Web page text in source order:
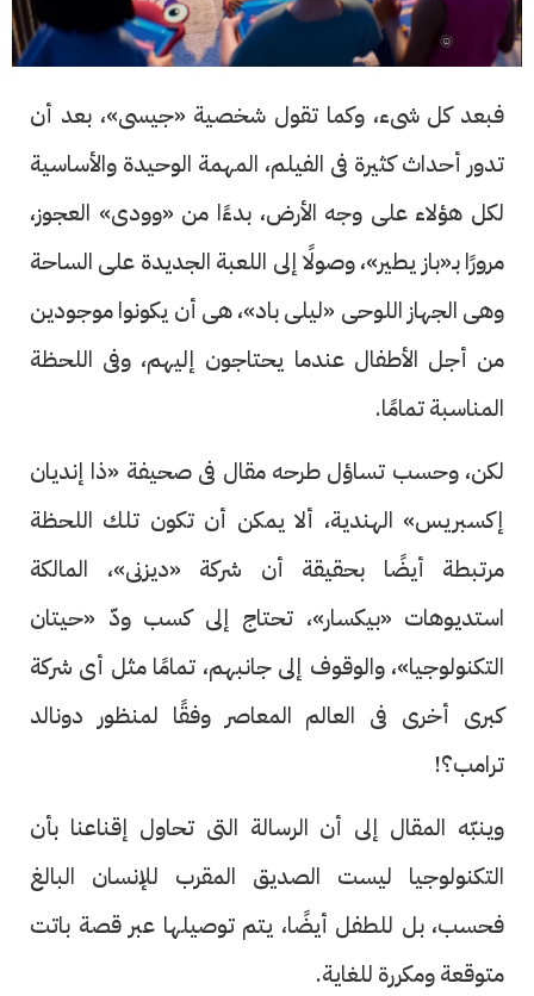
فبعد كل شىء، وكما تقول شخصية «جيسى»، بعد أن
تدور أحداث كثيرة فى الفيلم، المهمة الوحيدة والأساسية
لكل هؤلاء على وجه الأرض، بدءًا من «وودى» العجوز،
مرورًا بـ«باز يطير»، وصولًا إلى اللعبة الجديدة على الساحة
وهى الجهاز اللوحى «ليلى باد»، هى أن يكونوا موجودين
من أجل الأطفال عندما يحتاجون إليهم، وفى اللحظة
المناسبة تمامًا.
لكن، وحسب تساؤل طرحه مقال فى صحيفة «ذا إنديان
إكسبريس» الهندية، ألا يمكن أن تكون تلك اللحظة
مرتبطة أيضًا بحقيقة أن شركة «ديزنى»، المالكة
استديوهات «بيكسار»، تحتاج إلى كسب ودّ «حيتان
التكنولوجيا»، والوقوف إلى جانبهم، تمامًا مثل أى شركة
كبرى أخرى فى العالم المعاصر وفقًا لمنظور دونالد
ترامب؟!
وينبّه المقال إلى أن الرسالة التى تحاول إقناعنا بأن
التكنولوجيا ليست الصديق المقرب للإنسان البالغ
فحسب، بل للطفل أيضًا، يتم توصيلها عبر قصة باتت
متوقعة ومكررة للغاية.